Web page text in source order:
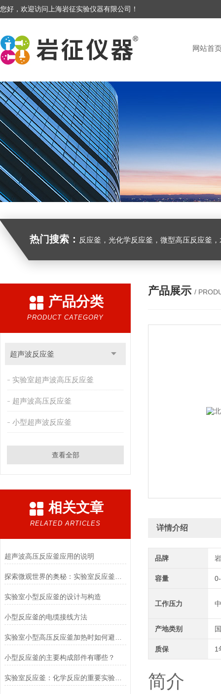
您好，欢迎访问上海岩征实验仪器有限公司！
网站首
热门搜索： 反应釜，光化学反应釜，微型高压反应釜
产品分类
PRODUCT CATEGORY
超声波反应釜
实验室超声波高压反应釜
超声波高压反应釜
小型超声波反应釜
查看全部
相关文章
RELATED ARTICLES
超声波高压反应釜应用的说明
实验室小型反应釜的设计与构造
小型反应釜的电缆接线方法
小型反应釜的主要构成部件有哪些？
实验室反应釜：化学反应的重要实验工具
产品展示 /
详情介绍
品牌
容量
工作压力
产地类别
质保 1
简介